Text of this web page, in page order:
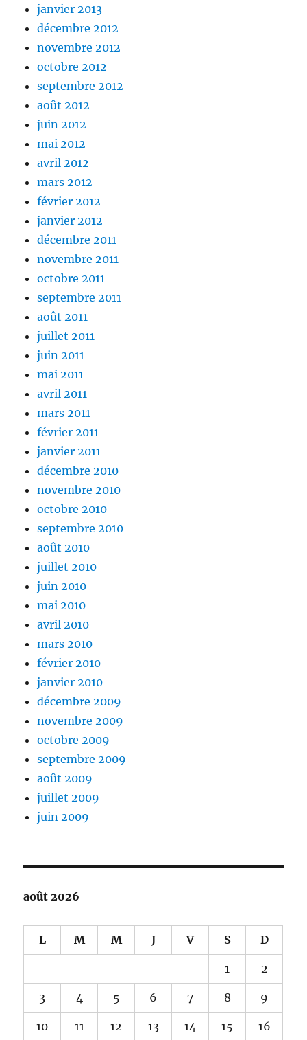
janvier 2013
décembre 2012
novembre 2012
octobre 2012
septembre 2012
août 2012
juin 2012
mai 2012
avril 2012
mars 2012
février 2012
janvier 2012
décembre 2011
novembre 2011
octobre 2011
septembre 2011
août 2011
juillet 2011
juin 2011
mai 2011
avril 2011
mars 2011
février 2011
janvier 2011
décembre 2010
novembre 2010
octobre 2010
septembre 2010
août 2010
juillet 2010
juin 2010
mai 2010
avril 2010
mars 2010
février 2010
janvier 2010
décembre 2009
novembre 2009
octobre 2009
septembre 2009
août 2009
juillet 2009
juin 2009
août 2026
L M M J V S D
1 2
3 4 5 6 7 8 9
10 11 12 13 14 15 16